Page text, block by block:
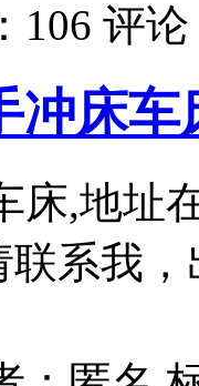
106 评论
冲床车
床,地址
系我